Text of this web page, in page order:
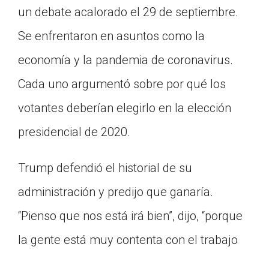
un debate acalorado el 29 de septiembre.
Se enfrentaron en asuntos como la
economía y la pandemia de coronavirus.
Cada uno argumentó sobre por qué los
votantes deberían elegirlo en la elección
presidencial de 2020.
Trump defendió el historial de su
administración y predijo que ganaría.
“Pienso que nos está irá bien”, dijo, “porque
la gente está muy contenta con el trabajo
a class in your Google Classroom.
Choose an action. Options might include
creating an assignment or asking a question.